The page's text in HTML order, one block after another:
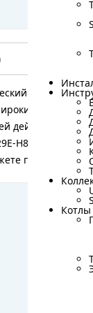
Котлы
Котлы
действуют
H800W600-
посетить